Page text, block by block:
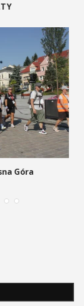
Góra